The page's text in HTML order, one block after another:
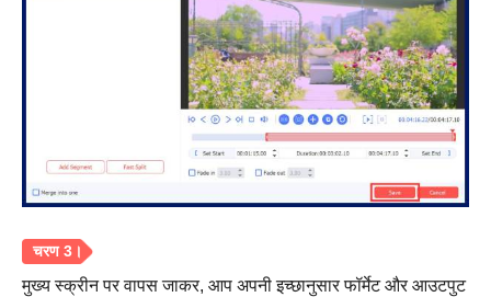
मुख्य स्क्रीन पर वापस जाकर, आप अपनी इच्छानुसार फॉर्मेट और आउटपुट